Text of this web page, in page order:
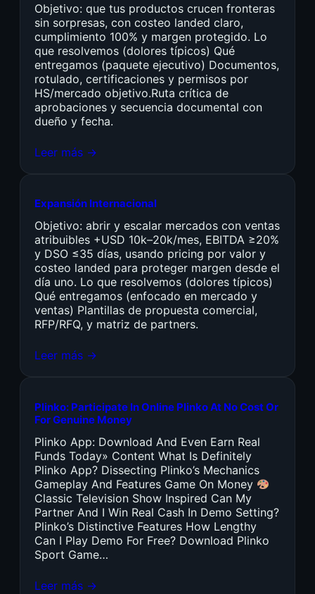
Objetivo: que tus productos crucen fronteras
sin sorpresas, con costeo landed claro,
cumplimiento 100% y margen protegido. Lo
que resolvemos (dolores típicos) Qué
entregamos (paquete ejecutivo) Documentos,
rotulado, certificaciones y permisos por
HS/mercado objetivo.Ruta crítica de
aprobaciones y secuencia documental con
dueño y fecha.
Leer más →
Expansión Internacional
Objetivo: abrir y escalar mercados con ventas
atribuibles +USD 10k–20k/mes, EBITDA ≥20%
y DSO ≤35 días, usando pricing por valor y
costeo landed para proteger margen desde el
día uno. Lo que resolvemos (dolores típicos)
Qué entregamos (enfocado en mercado y
ventas) Plantillas de propuesta comercial,
RFP/RFQ, y matriz de partners.
Leer más →
Plinko: Participate In Online Plinko At No Cost Or
For Genuine Money
Plinko App: Download And Even Earn Real
Funds Today» Content What Is Definitely
Plinko App? Dissecting Plinko’s Mechanics
Gameplay And Features Game On Money
Classic Television Show Inspired Can My
Partner And I Win Real Cash In Demo Setting?
Plinko’s Distinctive Features How Lengthy
Can I Play Demo For Free? Download Plinko
Sport Game…
Leer más →